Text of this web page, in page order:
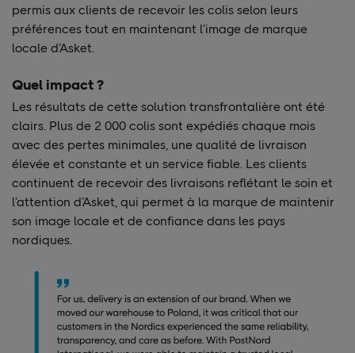
permis aux clients de recevoir les colis selon leurs
préférences tout en maintenant l’image de marque
locale d’Asket.
Quel impact ?
Les résultats de cette solution transfrontalière ont été
clairs. Plus de 2 000 colis sont expédiés chaque mois
avec des pertes minimales, une qualité de livraison
élevée et constante et un service fiable. Les clients
continuent de recevoir des livraisons reflétant le soin et
l’attention d’Asket, qui permet à la marque de maintenir
son image locale et de confiance dans les pays
nordiques.